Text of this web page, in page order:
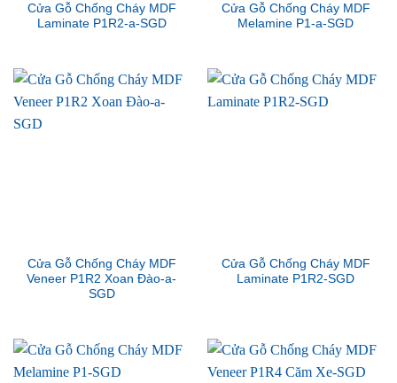
Cửa Gỗ Chống Cháy MDF
Laminate P1R2-a-SGD
Cửa Gỗ Chống Cháy MDF
Melamine P1-a-SGD
Cửa Gỗ Chống Cháy MDF
Veneer P1R2 Xoan Đào-a-
SGD
Cửa Gỗ Chống Cháy MDF
Laminate P1R2-SGD